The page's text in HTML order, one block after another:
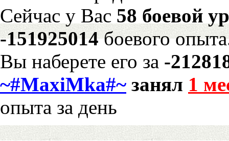
Сейчас у Вас 58 боевой
-151925014боевого
Вы наберете его за -
~#MaxiMka#~ занял 1
опыта за день